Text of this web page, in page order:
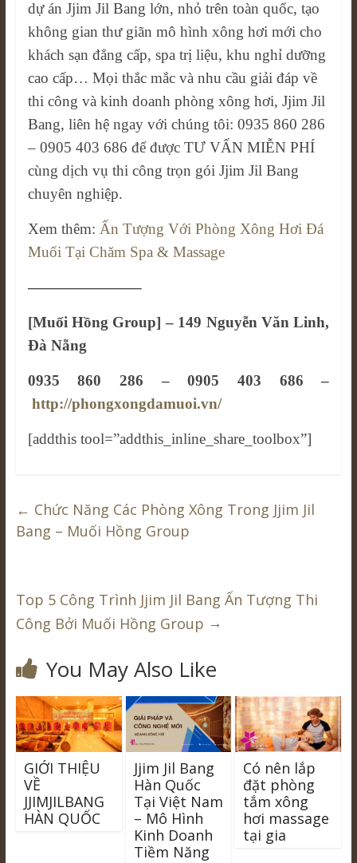
dự án Jjim Jil Bang lớn, nhỏ trên toàn quốc, tạo
không gian thư giãn mô hình xông hơi mới cho
khách sạn đẳng cấp, spa trị liệu, khu nghỉ dưỡng
cao cấp… Mọi thắc mắc và nhu cầu giải đáp về
thi công và kinh doanh phòng xông hơi, Jjim Jil
Bang, liên hệ ngay với chúng tôi: 0935 860 286
– 0905 403 686 để được TƯ VẤN MIỄN PHÍ
cùng dịch vụ thi công trọn gói Jjim Jil Bang
chuyên nghiệp.
Xem thêm: Ấn Tượng Với Phòng Xông Hơi Đá
Muối Tại Chăm Spa & Massage
———————–
[Muối Hồng Group] – 149 Nguyễn Văn Linh,
Đà Nẵng
0935 860 286 – 0905 403 686 –
http://phongxongdamuoi.vn/
[addthis tool=”addthis_inline_share_toolbox”]
← Chức Năng Các Phòng Xông Trong Jjim Jil
Bang – Muối Hồng Group
Top 5 Công Trình Jjim Jil Bang Ấn Tượng Thi
Công Bởi Muối Hồng Group →
You May Also Like
GIỚI THIỆU
VỀ
JJIMJILBANG
HÀN QUỐC
Jjim Jil Bang
Hàn Quốc
Tại Việt Nam
– Mô Hình
Kinh Doanh
Tiềm Năng
Có nên lắp
đặt phòng
tắm xông
hơi massage
tại gia